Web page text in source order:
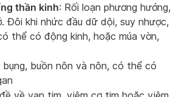
thần kinh: Rối loạn phương hướng,
Đôi khi nhức đầu dữ dội, suy nhược,
thể có động kinh, hoặc múa vờn,
bụng, buồn nôn và nôn, có thể có